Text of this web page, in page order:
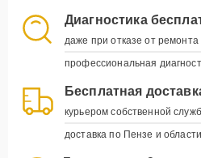
Диагностика
даже при отказе от ремонта
профессиональная
Бесплатная
курьером собственной
доставка по Пензе и